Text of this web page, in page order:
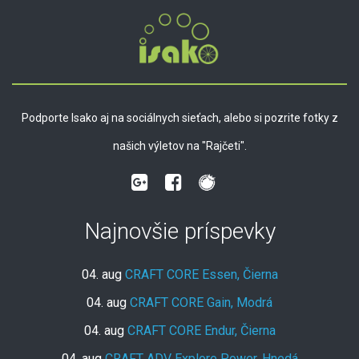
Podporte Isako aj na sociálnych sieťach, alebo si pozrite fotky z
našich výletov na "Rajčeti".
Najnovšie príspevky
04. aug CRAFT CORE Essen, Čierna
04. aug CRAFT CORE Gain, Modrá
04. aug CRAFT CORE Endur, Čierna